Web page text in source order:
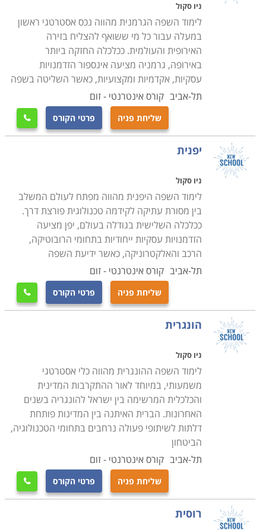
ניו סקול
לימוד השפה הגרמנית מהווה נכס אסטרטגי ראשון
במעלה עבור כל מי ששואף להצליח בזירה
האירופית והעולמית. ככלכלה החזקה ביותר
באירופה, גרמניה מציעה אינספור הזדמנויות
עסקיות, אקדמיות ומקצועיות, כאשר השליטה בשפה
תל-אביב קורס אינטרנטי - זום
שליחת פניה פרטי הקורס 
יפנית
ניו סקול
לימוד השפה היפנית מהווה מפתח לעולם המשלב
בין מסורת עתיקה לקידמה טכנולוגית פורצת דרך.
ככלכלה השלישית בגודלה בעולם, יפן מציעה
הזדמנויות עסקיות ייחודיות בתחומי הרובוטיקה,
הרכב והאלקטרוניקה, כאשר ידיעת השפה
תל-אביב קורס אינטרנטי - זום
שליחת פניה פרטי הקורס 
הונגרית
ניו סקול
לימוד השפה ההונגרית מהווה כלי אסטרטגי
משמעותי, במיוחד לאור ההתקרבות המדינית
והכלכלית המרשימה בין ישראל להונגריה בשנים
האחרונות. הברית האיתנה בין המדינות פותחת
דלתות לשיתופי פעולה נרחבים בתחומי הטכנולוגיה,
הביטחון
תל-אביב קורס אינטרנטי - זום
שליחת פניה פרטי הקורס 
רוסית